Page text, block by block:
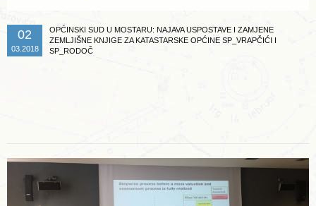
02
03.2018
OPĆINSKI SUD U MOSTARU: NAJAVA USPOSTAVE I ZAMJENE
ZEMLJIŠNE KNJIGE ZA KATASTARSKE OPĆINE SP_VRAPČIĆI I
SP_RODOČ